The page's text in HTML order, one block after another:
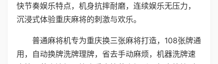
快节奏娱乐特点，机身抗摔耐磨，连续娱乐无压力，
沉浸式体验重庆麻将的刺激与欢乐。
普通麻将机专为重庆换三张麻将打造，108张牌通
用，自动换牌洗牌理牌，省去手动麻烦，机器洗牌速